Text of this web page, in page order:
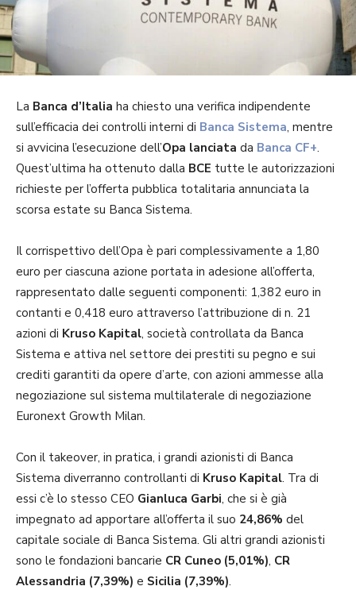
La Banca d’Italia ha chiesto una verifica indipendente
sull’efficacia dei controlli interni di Banca Sistema, mentre
si avvicina l’esecuzione dell’Opa lanciata da Banca CF+.
Quest’ultima ha ottenuto dalla BCE tutte le autorizzazioni
richieste per l’offerta pubblica totalitaria annunciata la
scorsa estate su Banca Sistema.
Il corrispettivo dell’Opa è pari complessivamente a 1,80
euro per ciascuna azione portata in adesione all’offerta,
rappresentato dalle seguenti componenti: 1,382 euro in
contanti e 0,418 euro attraverso l’attribuzione di n. 21
azioni di Kruso Kapital, società controllata da Banca
Sistema e attiva nel settore dei prestiti su pegno e sui
crediti garantiti da opere d’arte, con azioni ammesse alla
negoziazione sul sistema multilaterale di negoziazione
Euronext Growth Milan.
Con il takeover, in pratica, i grandi azionisti di Banca
Sistema diverranno controllanti di Kruso Kapital. Tra di
essi c’è lo stesso CEO Gianluca Garbi, che si è già
impegnato ad apportare all’offerta il suo 24,86% del
capitale sociale di Banca Sistema. Gli altri grandi azionisti
sono le fondazioni bancarie CR Cuneo (5,01%), CR
Alessandria (7,39%) e Sicilia (7,39%).